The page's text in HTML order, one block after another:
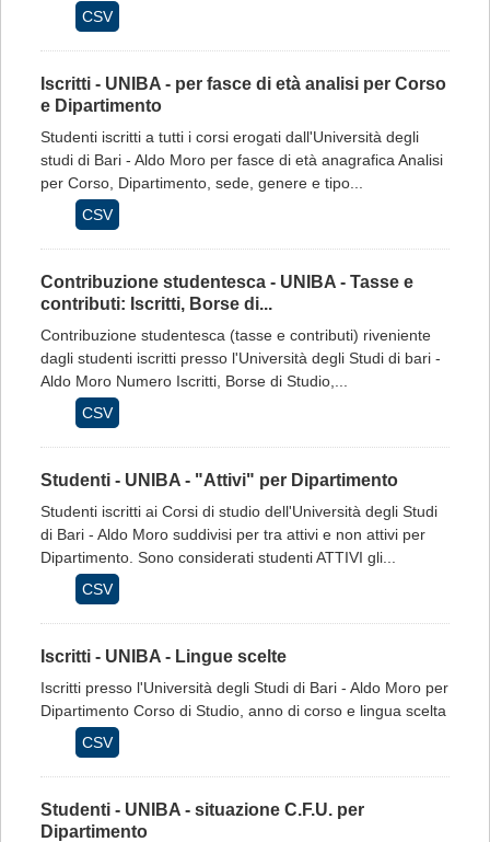
CSV
Iscritti - UNIBA - per fasce di età analisi per Corso
e Dipartimento
Studenti iscritti a tutti i corsi erogati dall'Università degli
studi di Bari - Aldo Moro per fasce di età anagrafica Analisi
per Corso, Dipartimento, sede, genere e tipo...
CSV
Contribuzione studentesca - UNIBA - Tasse e
contributi: Iscritti, Borse di...
Contribuzione studentesca (tasse e contributi) riveniente
dagli studenti iscritti presso l'Università degli Studi di bari -
Aldo Moro Numero Iscritti, Borse di Studio,...
CSV
Studenti - UNIBA - "Attivi" per Dipartimento
Studenti iscritti ai Corsi di studio dell'Università degli Studi
di Bari - Aldo Moro suddivisi per tra attivi e non attivi per
Dipartimento. Sono considerati studenti ATTIVI gli...
CSV
Iscritti - UNIBA - Lingue scelte
Iscritti presso l'Università degli Studi di Bari - Aldo Moro per
Dipartimento Corso di Studio, anno di corso e lingua scelta
CSV
Studenti - UNIBA - situazione C.F.U. per
Dipartimento